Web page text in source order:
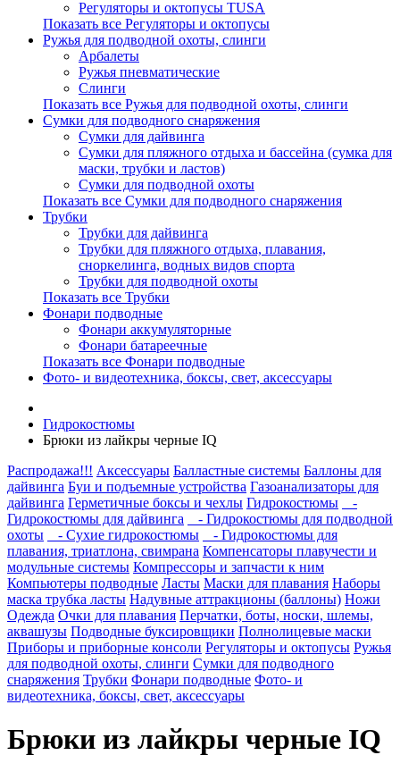
Регуляторы и октопусы TUSA
Показать все Регуляторы и октопусы
Ружья для подводной охоты, слинги
Арбалеты
Ружья пневматические
Слинги
Показать все Ружья для подводной охоты, слинги
Сумки для подводного снаряжения
Сумки для дайвинга
Сумки для пляжного отдыха и бассейна (сумка для
маски, трубки и ластов)
Сумки для подводной охоты
Показать все Сумки для подводного снаряжения
Трубки
Трубки для дайвинга
Трубки для пляжного отдыха, плавания,
сноркелинга, водных видов спорта
Трубки для подводной охоты
Показать все Трубки
Фонари подводные
Фонари аккумуляторные
Фонари батареечные
Показать все Фонари подводные
Фото- и видеотехника, боксы, свет, аксессуары
Гидрокостюмы
Брюки из лайкры черные IQ
Распродажа!!! Аксессуары Балластные системы Баллоны для
дайвинга Буи и подъемные устройства Газоанализаторы для
дайвинга Герметичные боксы и чехлы Гидрокостюмы
-
Гидрокостюмы для дайвинга
- Гидрокостюмы для подводной
охоты
- Сухие гидрокостюмы
- Гидрокостюмы для
плавания, триатлона, свимрана Компенсаторы плавучести и
модульные системы Компрессоры и запчасти к ним
Компьютеры подводные Ласты Маски для плавания Наборы
маска трубка ласты Надувные аттракционы (баллоны) Ножи
Одежда Очки для плавания Перчатки, боты, носки, шлемы,
аквашузы Подводные буксировщики Полнолицевые маски
Приборы и приборные консоли Регуляторы и октопусы Ружья
для подводной охоты, слинги Сумки для подводного
снаряжения Трубки Фонари подводные Фото- и
видеотехника, боксы, свет, аксессуары
Брюки из лайкры черные IQ